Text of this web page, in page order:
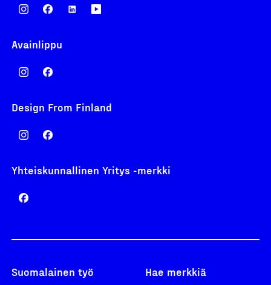
Avainlippu
Design From Finland
Yhteiskunnallinen Yritys -merkki
Suomalainen työ Hae merkkiä